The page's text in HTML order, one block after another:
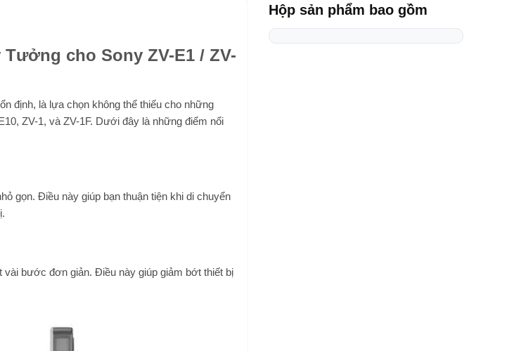
cho Sony ZV-E1 / ZV-
định, là lựa chọn không thể thiếu cho những
ZV-1, và ZV-1F. Dưới đây là những điểm nổi
gọn. Điều này giúp bạn thuận tiện khi di chuyển
vài bước đơn giản. Điều này giúp giảm bớt thiết bị
Hộp sản phẩm bao gồm